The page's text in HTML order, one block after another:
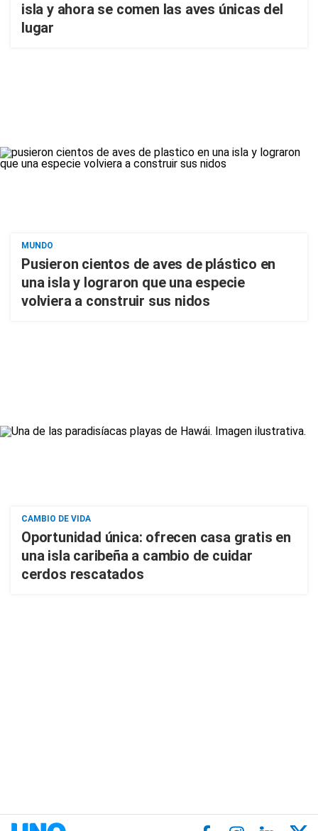
isla y ahora se comen las aves únicas del
lugar
MUNDO
Pusieron cientos de aves de plástico en
una isla y lograron que una especie
volviera a construir sus nidos
CAMBIO DE VIDA
Oportunidad única: ofrecen casa gratis en
una isla caribeña a cambio de cuidar
cerdos rescatados